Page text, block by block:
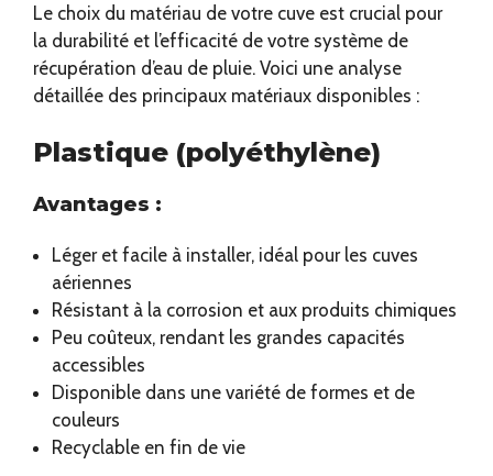
Le choix du matériau de votre cuve est crucial pour
la durabilité et l’efficacité de votre système de
récupération d’eau de pluie. Voici une analyse
détaillée des principaux matériaux disponibles :
Plastique (polyéthylène)
Avantages :
Léger et facile à installer, idéal pour les cuves
aériennes
Résistant à la corrosion et aux produits chimiques
Peu coûteux, rendant les grandes capacités
accessibles
Disponible dans une variété de formes et de
couleurs
Recyclable en fin de vie